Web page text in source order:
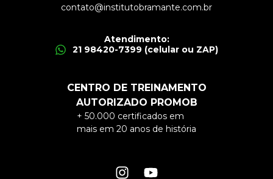
contato@institutobramante.com.br
Atendimento:
21 98420-7399 (celular ou ZAP)
CENTRO DE TREINAMENTO
AUTORIZADO PROMOB
+ 50.000 certificados em
mais em 20 anos de história